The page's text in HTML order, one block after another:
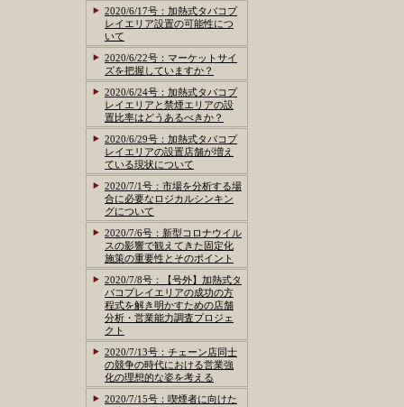
2020/6/17号：加熱式タバコプ
レイエリア設置の可能性につ
いて
2020/6/22号：マーケットサイ
ズを把握していますか？
2020/6/24号：加熱式タバコプ
レイエリアと禁煙エリアの設
置比率はどうあるべきか？
2020/6/29号：加熱式タバコプ
レイエリアの設置店舗が増え
ている現状について
2020/7/1号：市場を分析する場
合に必要なロジカルシンキン
グについて
2020/7/6号：新型コロナウイル
スの影響で観えてきた固定化
施策の重要性とそのポイント
2020/7/8号：【号外】加熱式タ
バコプレイエリアの成功の方
程式を解き明かすための店舗
分析・営業能力調査プロジェ
クト
2020/7/13号：チェーン店同士
の競争の時代における営業強
化の理想的な姿を考える
2020/7/15号：喫煙者に向けた